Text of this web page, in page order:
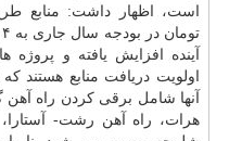
آینده افزایش یافته و
اولویت دریافت منابع هستند
آنها شامل برقی کردن راه
هرات، راه آهن رشت-